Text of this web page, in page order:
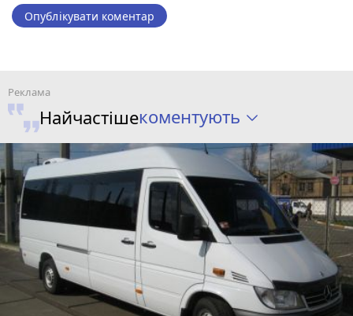
Опублікувати коментар
Найчастішекоментують